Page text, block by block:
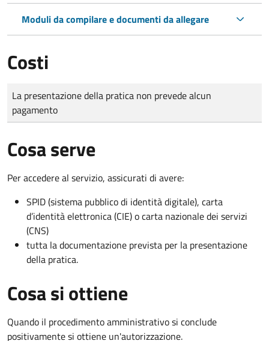
Moduli da compilare e documenti da allegare
Costi
Tipo di pagamento
Importo
La presentazione della pratica non prevede alcun
pagamento
Cosa serve
Per accedere al servizio, assicurati di avere:
SPID (sistema pubblico di identità digitale), carta
d’identità elettronica (CIE) o carta nazionale dei servizi
(CNS)
tutta la documentazione prevista per la presentazione
della pratica.
Cosa si ottiene
Quando il procedimento amministrativo si conclude
positivamente si ottiene un'autorizzazione.